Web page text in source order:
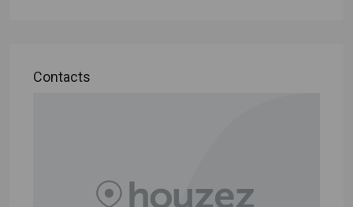
Contacts